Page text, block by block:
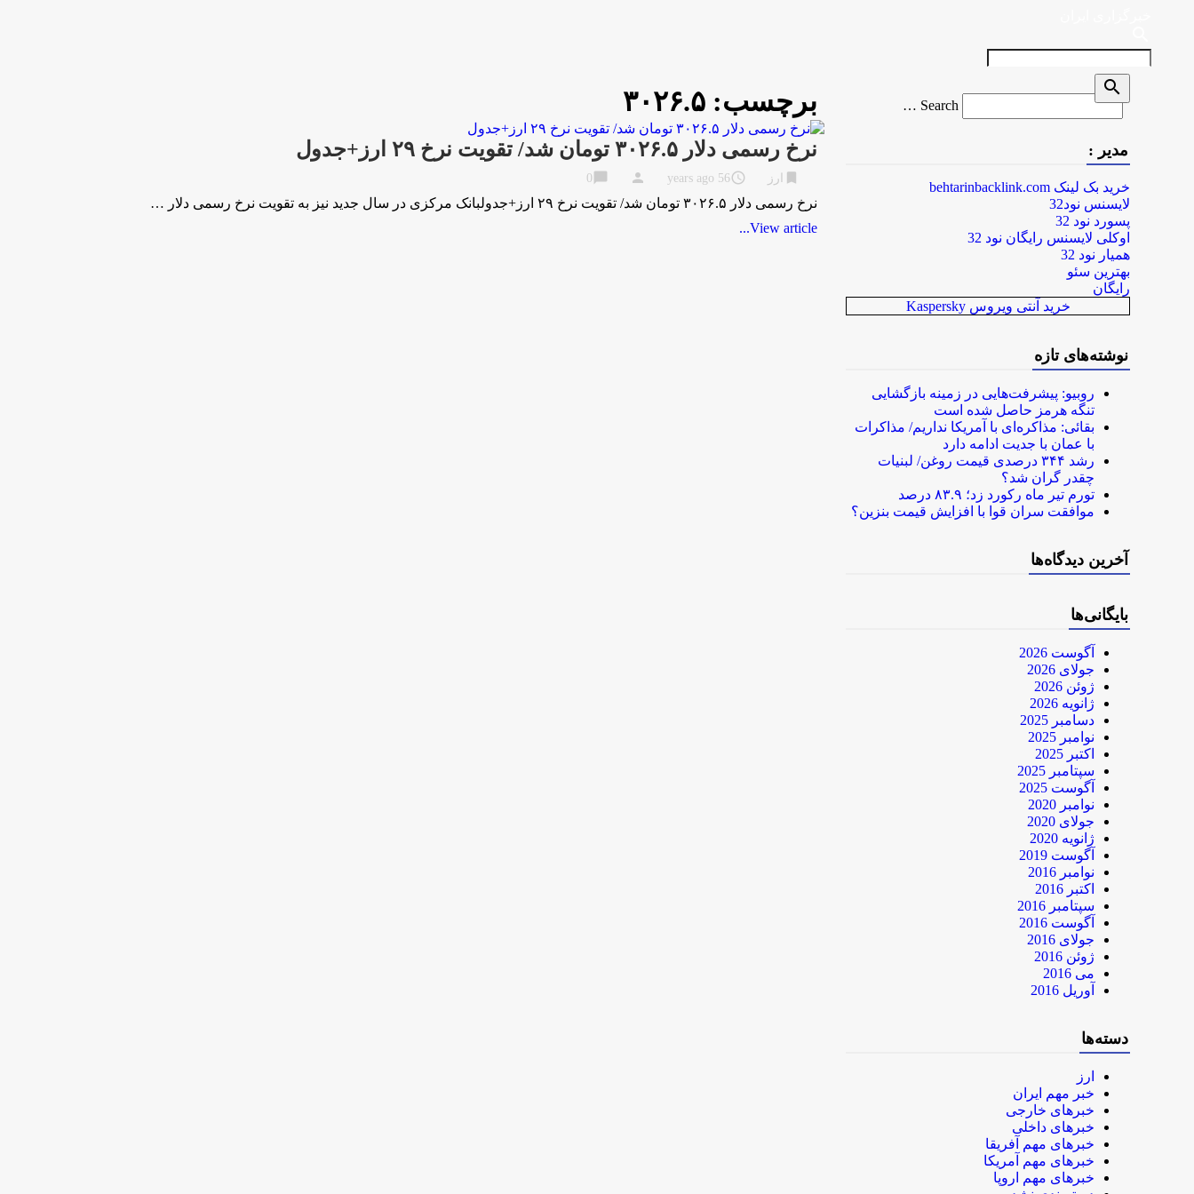
برچسب: ۳۰۲۶.۵
نرخ رسمی دلار ۳۰۲۶.۵ تومان شد/ تقویت نرخ ۲۹ ارز+جدول
ارز access_time
56 years ago
person
chat_bubble
0
نرخ رسمی دلار ۳۰۲۶.۵ تومان شد/ تقویت نرخ ۲۹ ارز+جدولبانک مرکزی در سال جدید نیز به تقویت نرخ رسمی دلار …
View article...
Search
for
Search …
search
مدیر :
خرید بک لینک behtarinbacklink.com
لایسنس نود32
پسورد نود 32
اوکلی لایسنس رایگان نود 32
همیار نود 32
بهترین سئو
رایگان
خرید آنتی ویروس Kaspersky
نوشته‌های تازه
روبیو: پیشرفت‌هایی در زمینه بازگشایی
تنگه هرمز حاصل شده است
بقائی: مذاکره‌ای با آمریکا نداریم/ مذاکرات
با عمان با جدیت ادامه دارد
رشد ۳۴۴ درصدی قیمت روغن/ لبنیات
چقدر گران شد؟
تورم تیر ماه رکورد زد؛ ۸۳.۹ درصد
موافقت سران قوا با افزایش قیمت بنزین؟
آخرین دیدگاه‌ها
بایگانی‌ها
آگوست 2026
جولای 2026
ژوئن 2026
ژانویه 2026
دسامبر 2025
نوامبر 2025
اکتبر 2025
سپتامبر 2025
آگوست 2025
نوامبر 2020
جولای 2020
ژانویه 2020
آگوست 2019
نوامبر 2016
اکتبر 2016
سپتامبر 2016
آگوست 2016
جولای 2016
ژوئن 2016
می 2016
آوریل 2016
دسته‌ها
ارز
خبر مهم ایران
خبرهای خارجی
خبرهای داخلی
خبرهای مهم آفریقا
خبرهای مهم آمریکا
خبرهای مهم اروپا